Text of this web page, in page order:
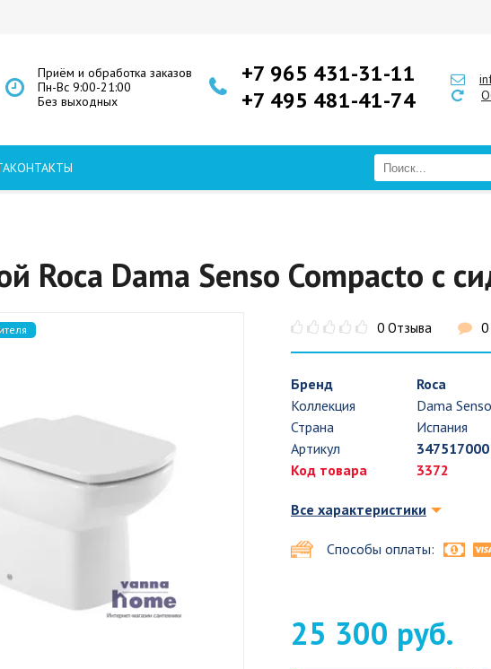
Приём и обработка заказов
Пн-Вс 9:00-21:00
Без выходных
+7 965 431-31-11
+7 495 481-41-74
КОНТАКТЫ
Roca Dama Senso Compacto с
0 Отзыва 0
Бренд
Roca
Коллекция
Dama Senso
Страна
Испания
Артикул
347517000
Код товара
3372
Все характеристики
Способы оплаты:
25 300 руб.